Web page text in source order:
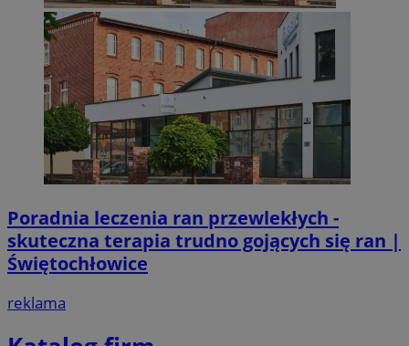
Poradnia leczenia ran przewlekłych -
skuteczna terapia trudno gojących się ran |
Świętochłowice
reklama